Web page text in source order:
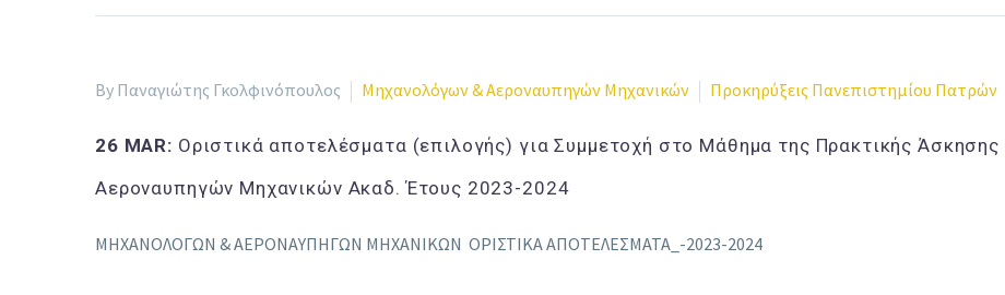
By Παναγιώτης Γκολφινόπουλος Μηχανολόγων & Αεροναυπηγών Μηχανικών Προκηρύξεις Πανεπιστημίου Πατρών
26 MAR: Οριστικά αποτελέσματα (επιλογής) για Συμμετοχή στο Μάθημα της Πρακτικής
Αεροναυπηγών Μηχανικών Ακαδ. Έτους 2023-2024
ΜΗΧΑΝΟΛΟΓΩΝ & ΑΕΡΟΝΑΥΠΗΓΩΝ ΜΗΧΑΝΙΚΩΝ ΟΡΙΣΤΙΚΑ ΑΠΟΤΕΛEΣΜΑΤΑ_-2023-2024